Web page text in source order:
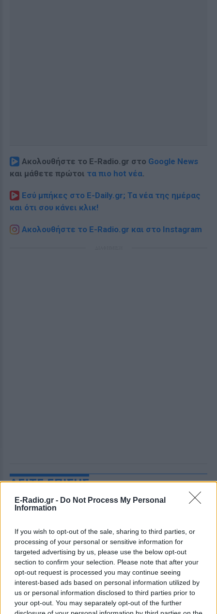
E-Radio.gr - Do Not Process My Personal
Information
If you wish to opt-out of the sale, sharing to third parties, or
processing of your personal or sensitive information for
targeted advertising by us, please use the below opt-out
section to confirm your selection. Please note that after your
opt-out request is processed you may continue seeing
interest-based ads based on personal information utilized by
us or personal information disclosed to third parties prior to
your opt-out. You may separately opt-out of the further
Ακολουθήστε το E-Radio.gr στο Google News
και μάθετε πρώτοι τα πιο hot νέα.
Εσύ μπήκες στο E-Daily.gr; Τα νέα της ημέρας
και ότι σου κάνει κλικ!
Ακολουθήστε το E-Radio.gr και στο Instagram
ΔΕΙΤΕ ΕΠΙΣΗΣ
ΣΤΗΝ ΙΔΙΑ ΚΑΤΗΓΟΡΙΑ
Ο Μπρούκλιν Μπέκαμ έβρασε
μακαρόνια με θαλασσινό νερό
και δέχτηκε ανελέητο
τρολάρισμα online
ΣΉΜΕΡΑ
Πολλοί εξέφρασαν απορία για την
καταλληλότητα του νερού, με σχόλια
όπως «τα πόδια του δεν ήταν μέσα σε
αυτό;»